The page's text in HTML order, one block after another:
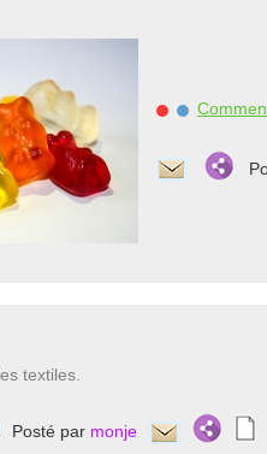
textiles.
Posté par monje